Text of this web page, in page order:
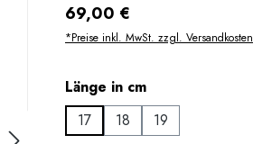
Regulärer Preis:
69,00 €
*Preise inkl. MwSt. zzgl. Versandkosten
Länge in cmauswählen
17
18 19